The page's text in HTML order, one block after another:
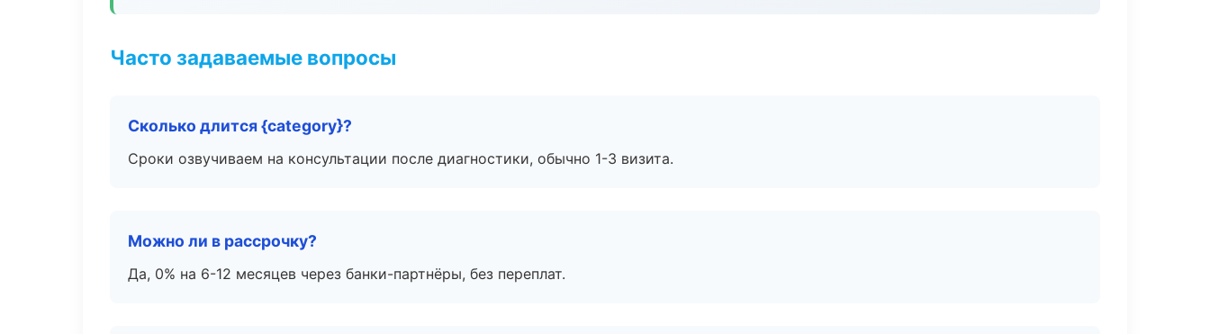
Часто задаваемые вопросы
Сколько длится {category}?
Сроки озвучиваем на консультации после диагностики, обычно 1-3 визита.
Можно ли в рассрочку?
Да, 0% на 6-12 месяцев через банки-партнёры, без переплат.